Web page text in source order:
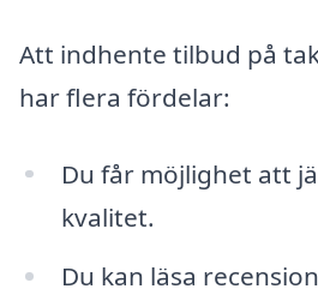
Att indhente tilbud på
har flera fördelar:
Du får möjlighet att
kvalitet.
Du kan läsa